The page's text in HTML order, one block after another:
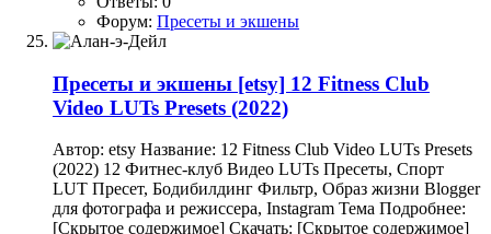
Форум: Пресеты и экшены
Пресеты и экшены [etsy] 12 Fitness Club
Video LUTs Presets (2022)
Автор: etsy Название: 12 Fitness Club Video LUTs Presets
(2022) 12 Фитнес-клуб Видео LUTs Пресеты, Спорт
LUT Пресет, Бодибилдинг Фильтр, Образ жизни Blogger
для фотографа и режиссера, Instagram Тема Подробнее:
[Скрытое содержимое] Скачать: [Скрытое содержимое]